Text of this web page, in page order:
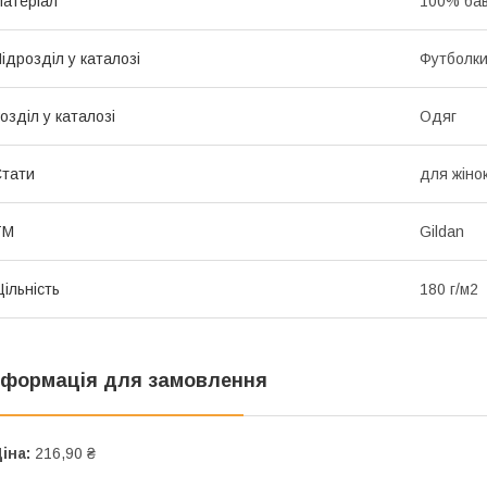
у каталозі Футболки
у каталозі Одяг
для
Gildan
180 г/м2
для замовлення
216,90 ₴